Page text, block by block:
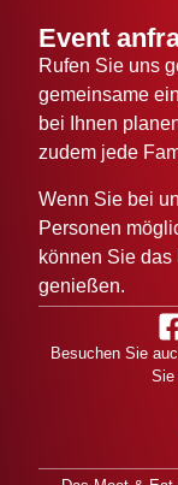
Event
Rufen Sie uns
gemeinsame
bei Ihnen
zudem jede
Wenn Sie bei
Personen
können Sie
genießen.
Besuchen Sie
Sie